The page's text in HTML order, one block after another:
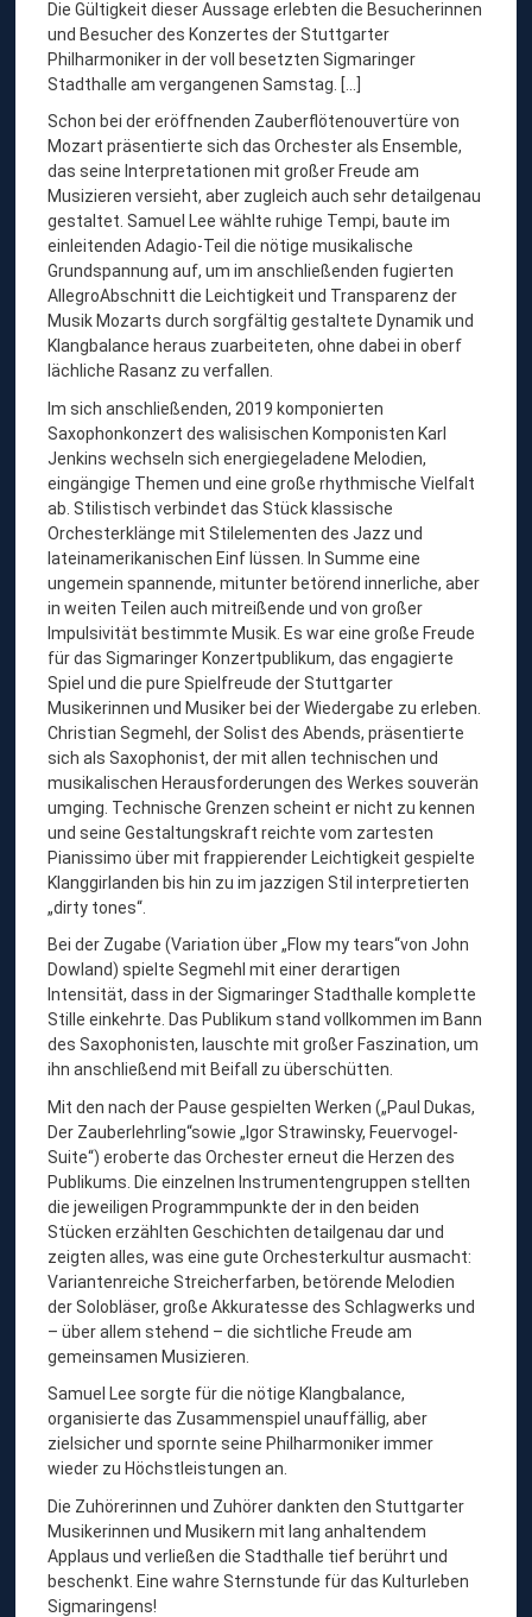
Die Gültigkeit dieser Aussage erlebten die Besucherinnen
und Besucher des Konzertes der Stuttgarter
Philharmoniker in der voll besetzten Sigmaringer
Stadthalle am vergangenen Samstag. [...]
Schon bei der eröffnenden Zauberflötenouvertüre von
Mozart präsentierte sich das Orchester als Ensemble,
das seine Interpretationen mit großer Freude am
Musizieren versieht, aber zugleich auch sehr detailgenau
gestaltet. Samuel Lee wählte ruhige Tempi, baute im
einleitenden Adagio-Teil die nötige musikalische
Grundspannung auf, um im anschließenden fugierten
AllegroAbschnitt die Leichtigkeit und Transparenz der
Musik Mozarts durch sorgfältig gestaltete Dynamik und
Klangbalance heraus zuarbeiteten, ohne dabei in oberf
lächliche Rasanz zu verfallen.
Im sich anschließenden, 2019 komponierten
Saxophonkonzert des walisischen Komponisten Karl
Jenkins wechseln sich energiegeladene Melodien,
eingängige Themen und eine große rhythmische Vielfalt
ab. Stilistisch verbindet das Stück klassische
Orchesterklänge mit Stilelementen des Jazz und
lateinamerikanischen Einf lüssen. In Summe eine
ungemein spannende, mitunter betörend innerliche, aber
in weiten Teilen auch mitreißende und von großer
Impulsivität bestimmte Musik. Es war eine große Freude
für das Sigmaringer Konzertpublikum, das engagierte
Spiel und die pure Spielfreude der Stuttgarter
Musikerinnen und Musiker bei der Wiedergabe zu erleben.
Christian Segmehl, der Solist des Abends, präsentierte
sich als Saxophonist, der mit allen technischen und
musikalischen Herausforderungen des Werkes souverän
umging. Technische Grenzen scheint er nicht zu kennen
und seine Gestaltungskraft reichte vom zartesten
Pianissimo über mit frappierender Leichtigkeit gespielte
Klanggirlanden bis hin zu im jazzigen Stil interpretierten
„dirty tones“.
Bei der Zugabe (Variation über „Flow my tears“von John
Dowland) spielte Segmehl mit einer derartigen
Intensität, dass in der Sigmaringer Stadthalle komplette
Stille einkehrte. Das Publikum stand vollkommen im Bann
des Saxophonisten, lauschte mit großer Faszination, um
ihn anschließend mit Beifall zu überschütten.
Mit den nach der Pause gespielten Werken („Paul Dukas,
Der Zauberlehrling“sowie „Igor Strawinsky, Feuervogel-
Suite“) eroberte das Orchester erneut die Herzen des
Publikums. Die einzelnen Instrumentengruppen stellten
die jeweiligen Programmpunkte der in den beiden
Stücken erzählten Geschichten detailgenau dar und
zeigten alles, was eine gute Orchesterkultur ausmacht:
Variantenreiche Streicherfarben, betörende Melodien
der Solobläser, große Akkuratesse des Schlagwerks und
– über allem stehend – die sichtliche Freude am
gemeinsamen Musizieren.
Samuel Lee sorgte für die nötige Klangbalance,
organisierte das Zusammenspiel unauffällig, aber
zielsicher und spornte seine Philharmoniker immer
wieder zu Höchstleistungen an.
Die Zuhörerinnen und Zuhörer dankten den Stuttgarter
Musikerinnen und Musikern mit lang anhaltendem
Applaus und verließen die Stadthalle tief berührt und
beschenkt. Eine wahre Sternstunde für das Kulturleben
Sigmaringens!